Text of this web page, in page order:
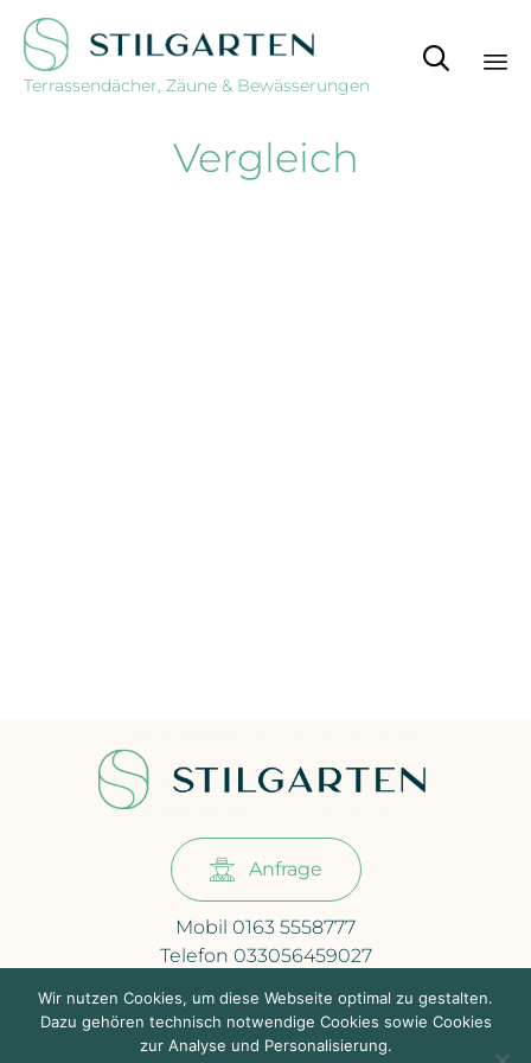
Terrassendächer, Zäune & Bewässerungen

Vergleich
Anfrage
Mobil 0163 5558777
Telefon 033056459027
Bäckersteig 26
Wir nutzen Cookies, um diese Webseite optimal zu gestalten.
Dazu gehören technisch notwendige Cookies sowie Cookies
zur Analyse und Personalisierung.